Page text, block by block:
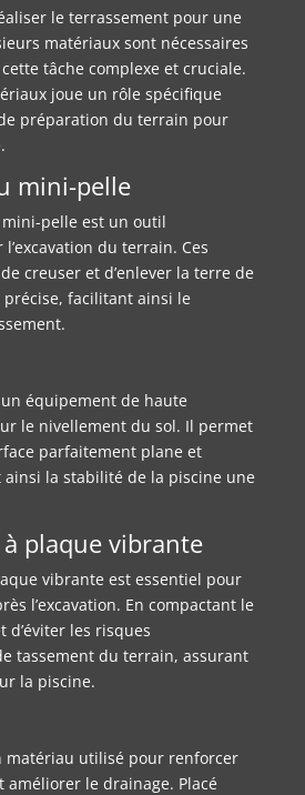
le terrassement pour une
matériaux sont nécessaires
tâche complexe et cruciale.
joue un rôle spécifique
préparation du terrain pour
mini-pelle
pelle est un outil
du terrain. Ces
creuser et d’enlever la terre de
facilitant ainsi le
équipement de haute
le nivellement du sol. Il permet
parfaitement plane et
la stabilité de la piscine une
plaque vibrante
vibrante est essentiel pour
l’excavation. En compactant le
les risques
tassement du terrain, assurant
la piscine.
matériau utilisé pour renforcer
améliorer le drainage. Placé